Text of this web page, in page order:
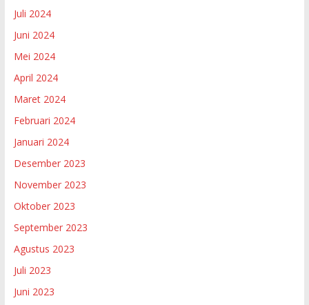
Juli 2024
Juni 2024
Mei 2024
April 2024
Maret 2024
Februari 2024
Januari 2024
Desember 2023
November 2023
Oktober 2023
September 2023
Agustus 2023
Juli 2023
Juni 2023